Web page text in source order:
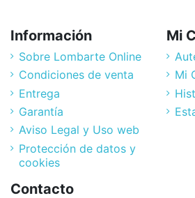
Información
Sobre Lombarte Online
Condiciones de venta
Entrega
Garantía
Aviso Legal y Uso web
Protección de datos y
cookies
Mi
Mi
Contacto